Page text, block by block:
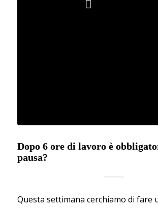
Dopo 6 ore di lavoro è
pausa?
Questa settimana cerchiamo di fare